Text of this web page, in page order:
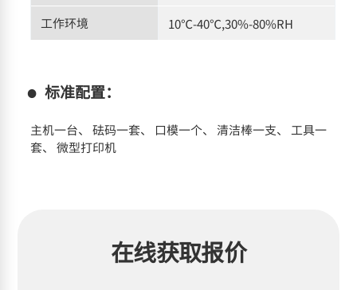
工作环境
10℃-40℃,30%-80%RH
标准配置：
主机一台、 砝码一套、 口模一个、 清洁棒一支、 工具一
套、 微型打印机
在线获取报价